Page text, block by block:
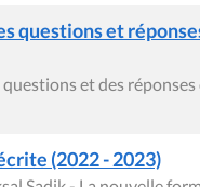
questions et
et des
(2022 - 2023)